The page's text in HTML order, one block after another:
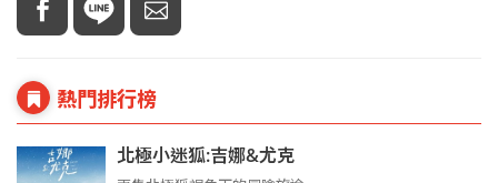
熱門排行榜
北極小迷狐:吉娜&尤克